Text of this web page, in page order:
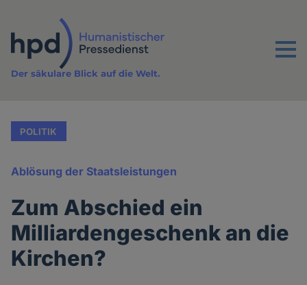
Inhalt
Menu
Der säkulare Blick auf die Welt.
POLITIK
Ablösung der Staatsleistungen
Zum Abschied ein
Milliardengeschenk an die
Kirchen?